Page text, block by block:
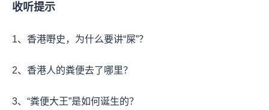
收听提示
1、香港嘢史，为什么要讲“屎”？
2、香港人的粪便去了哪里？
3、“粪便大王”是如何诞生的？